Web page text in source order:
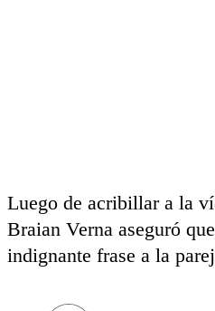
Luego de acribillar a la
Braian Verna aseguró
indignante frase a la